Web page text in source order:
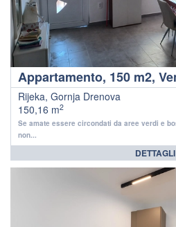
Rijeka, Gornja Drenova
150,16 m2
Se amate essere circondati da aree verdi e
non...
DETTAGLI